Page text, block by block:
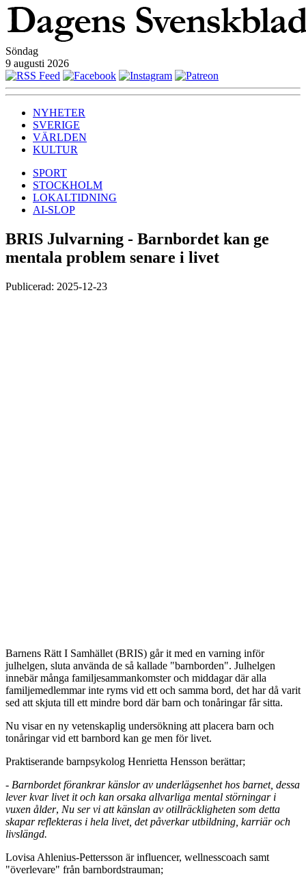
Söndag
9 augusti 2026
NYHETER
SVERIGE
VÄRLDEN
KULTUR
SPORT
STOCKHOLM
LOKALTIDNING
AI-SLOP
BRIS Julvarning - Barnbordet kan ge
mentala problem senare i livet
Publicerad: 2025-12-23
Barnens Rätt I Samhället (BRIS) går it med en varning inför
julhelgen, sluta använda de så kallade "barnborden". Julhelgen
innebär många familjesammankomster och middagar där alla
familjemedlemmar inte ryms vid ett och samma bord, det har då varit
sed att skjuta till ett mindre bord där barn och tonåringar får sitta.
Nu visar en ny vetenskaplig undersökning att placera barn och
tonåringar vid ett barnbord kan ge men för livet.
Praktiserande barnpsykolog Henrietta Hensson berättar;
- Barnbordet förankrar känslor av underlägsenhet hos barnet, dessa
lever kvar livet it och kan orsaka allvarliga mental störningar i
vuxen ålder, Nu ser vi att känslan av otillräckligheten som detta
skapar reflekteras i hela livet, det påverkar utbildning, karriär och
livslängd.
Lovisa Ahlenius-Pettersson är influencer, wellnesscoach samt
"överlevare" från barnbordstrauman;